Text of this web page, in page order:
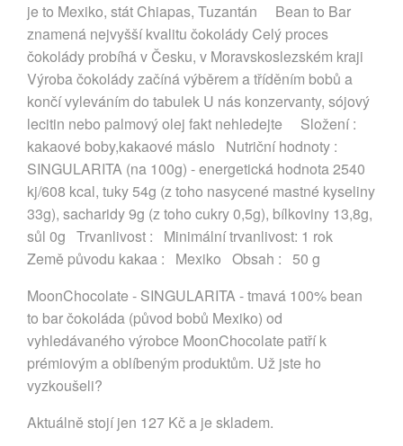
je to Mexiko, stát Chiapas, Tuzantán Bean to Bar
znamená nejvyšší kvalitu čokolády Celý proces
čokolády probíhá v Česku, v Moravskoslezském kraji
Výroba čokolády začíná výběrem a tříděním bobů a
končí vyleváním do tabulek U nás konzervanty, sójový
lecitin nebo palmový olej fakt nehledejte Složení :
kakaové boby,kakaové máslo Nutriční hodnoty :
SINGULARITA (na 100g) - energetická hodnota 2540
kj/608 kcal, tuky 54g (z toho nasycené mastné kyseliny
33g), sacharidy 9g (z toho cukry 0,5g), bílkoviny 13,8g,
sůl 0g Trvanlivost : Minimální trvanlivost: 1 rok
Země původu kakaa : Mexiko Obsah : 50 g
MoonChocolate - SINGULARITA - tmavá 100% bean
to bar čokoláda (původ bobů Mexiko) od
vyhledávaného výrobce MoonChocolate patří k
prémiovým a oblíbeným produktům. Už jste ho
vyzkoušeli?
Aktuálně stojí jen 127 Kč a je skladem.